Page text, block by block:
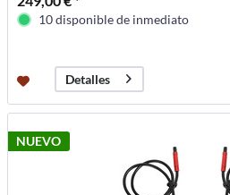
10 disponible de inmediato
Detalles
NUEVO